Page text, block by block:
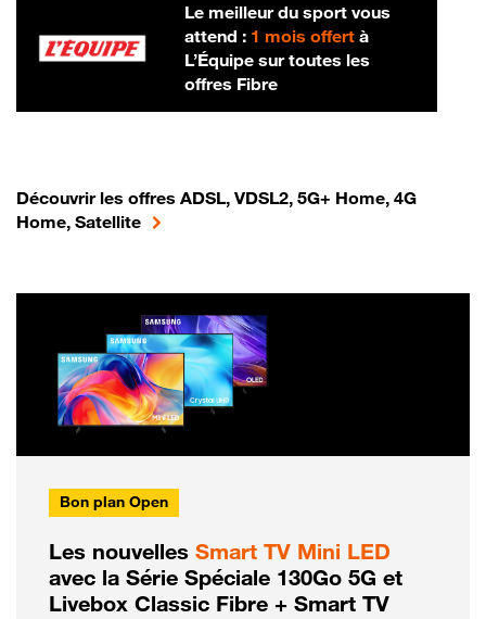
Le meilleur du sport vous
attend : 1 mois offertà
L’Équipe sur toutes les
offres Fibre
Découvrir les offres ADSL, VDSL2, 5G+ Home, 4G
Home, Satellite
Bon plan Open
Les nouvelles Smart TV Mini LED
avec la Série Spéciale 130Go 5G et
Livebox Classic Fibre + Smart TV